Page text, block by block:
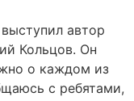
автор
Кольцов. Он
о каждом из
с ребятами,